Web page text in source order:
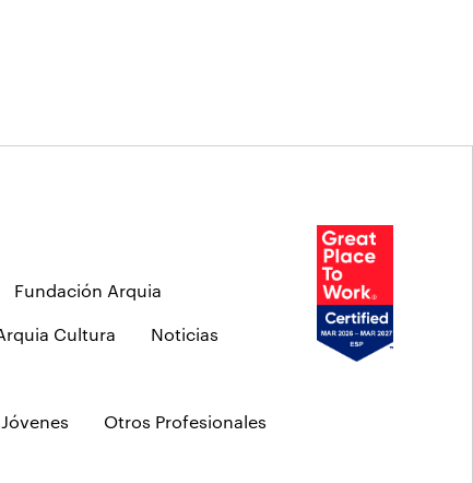
Fundación Arquia
Cultura Noticias
Jóvenes Otros Profesionales